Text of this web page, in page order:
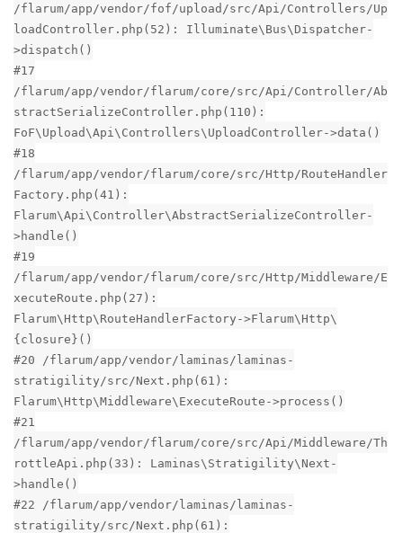
/flarum/app/vendor/fof/upload/src/Api/Controllers/Up
loadController.php(52): Illuminate\Bus\Dispatcher-
>dispatch()
#17
/flarum/app/vendor/flarum/core/src/Api/Controller/Ab
stractSerializeController.php(110):
FoF\Upload\Api\Controllers\UploadController->data()
#18
/flarum/app/vendor/flarum/core/src/Http/RouteHandler
Factory.php(41):
Flarum\Api\Controller\AbstractSerializeController-
>handle()
#19
/flarum/app/vendor/flarum/core/src/Http/Middleware/E
xecuteRoute.php(27):
Flarum\Http\RouteHandlerFactory->Flarum\Http\
{closure}()
#20 /flarum/app/vendor/laminas/laminas-
stratigility/src/Next.php(61):
Flarum\Http\Middleware\ExecuteRoute->process()
#21
/flarum/app/vendor/flarum/core/src/Api/Middleware/Th
rottleApi.php(33): Laminas\Stratigility\Next-
>handle()
#22 /flarum/app/vendor/laminas/laminas-
stratigility/src/Next.php(61):